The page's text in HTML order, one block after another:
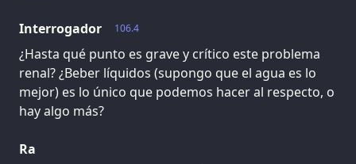
106.4
Interrogador
¿Hasta qué punto es grave y crítico este problema
renal? ¿Beber líquidos (supongo que el agua es lo
mejor) es lo único que podemos hacer al respecto, o
hay algo más?
Ra